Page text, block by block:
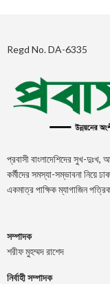
Regd No. DA-6335
প্রবাসী বাংলাদেশিদের সুখ-দুঃখ,
কর্মীদের সমস্যা-সম্ভাবনা নিয়ে
একমাত্র পাক্ষিক ম্যাগাজিন
সম্পাদক
শরীফ মুহম্মদ রাশেদ
নির্বাহী সম্পাদক